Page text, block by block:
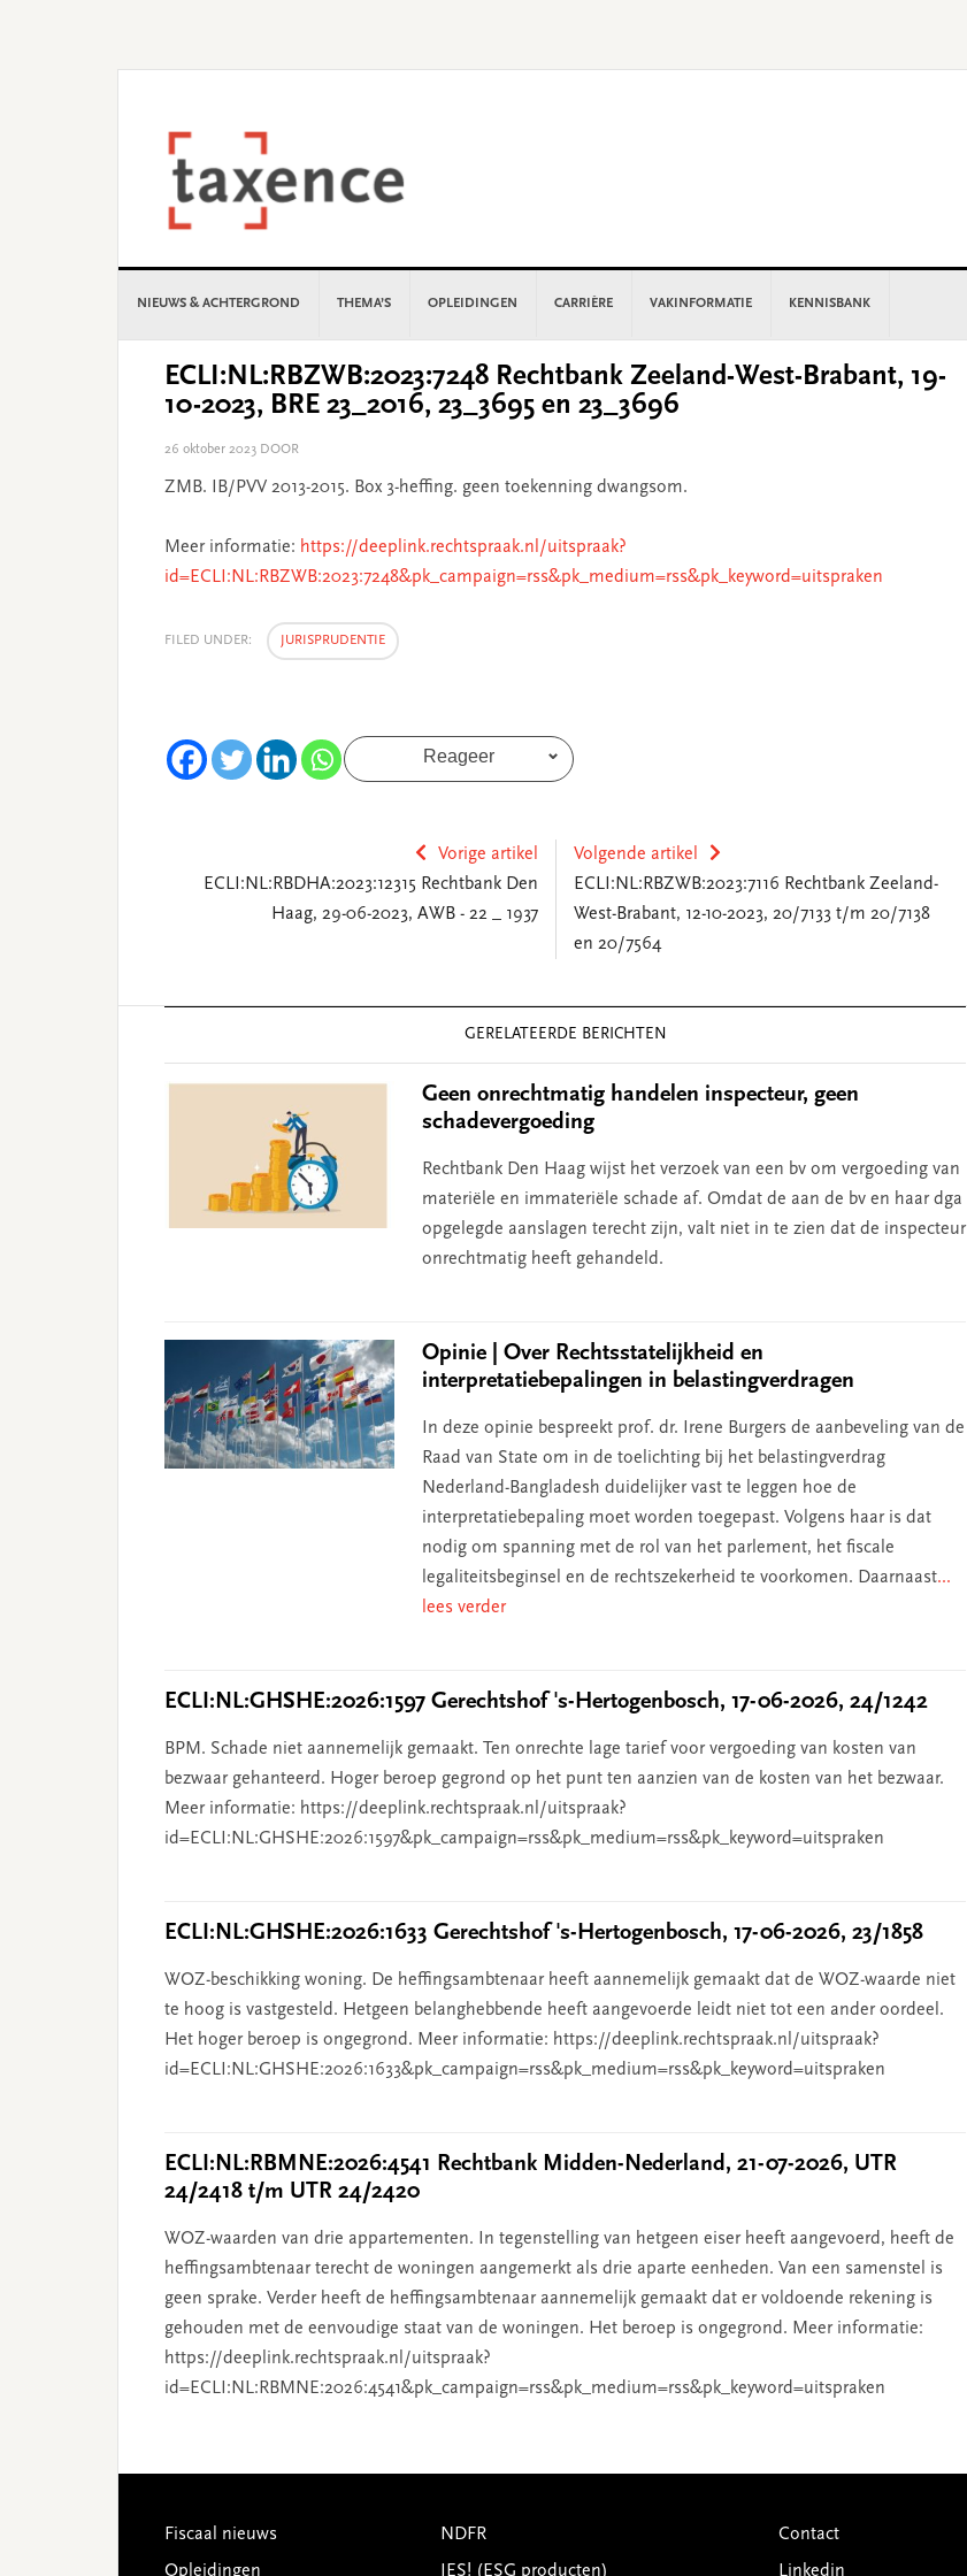
NIEUWS & ACHTERGROND THEMA’S OPLEIDINGEN CARRIÈRE VAKINFORMATIE KENNISBANK
ECLI:NL:RBZWB:2023:7248 Rechtbank Zeeland-West-Brabant, 19-
10-2023, BRE 23_2016, 23_3695 en 23_3696
26 oktober 2023 DOOR
ZMB. IB/PVV 2013-2015. Box 3-heffing. geen toekenning dwangsom.
Meer informatie: https://deeplink.rechtspraak.nl/uitspraak?
id=ECLI:NL:RBZWB:2023:7248&pk_campaign=rss&pk_medium=rss&pk_keyword=uitspraken
FILED UNDER: JURISPRUDENTIE
Reageer
Vorige artikel
ECLI:NL:RBDHA:2023:12315 Rechtbank Den
Haag, 29-06-2023, AWB - 22 _ 1937
Volgende artikel
ECLI:NL:RBZWB:2023:7116 Rechtbank Zeeland-
West-Brabant, 12-10-2023, 20/7133 t/m 20/7138
en 20/7564
GERELATEERDE BERICHTEN
Geen onrechtmatig handelen inspecteur, geen
schadevergoeding
Rechtbank Den Haag wijst het verzoek van een bv om vergoeding van
materiële en immateriële schade af. Omdat de aan de bv en haar dga
opgelegde aanslagen terecht zijn, valt niet in te zien dat de inspecteur
onrechtmatig heeft gehandeld.
Opinie | Over Rechtsstatelijkheid en
interpretatiebepalingen in belastingverdragen
In deze opinie bespreekt prof. dr. Irene Burgers de aanbeveling van de
Raad van State om in de toelichting bij het belastingverdrag
Nederland-Bangladesh duidelijker vast te leggen hoe de
interpretatiebepaling moet worden toegepast. Volgens haar is dat
nodig om spanning met de rol van het parlement, het fiscale
legaliteitsbeginsel en de rechtszekerheid te voorkomen. Daarnaast...
lees verder
ECLI:NL:GHSHE:2026:1597 Gerechtshof 's-Hertogenbosch, 17-06-2026, 24/1242
BPM. Schade niet aannemelijk gemaakt. Ten onrechte lage tarief voor vergoeding van kosten van
bezwaar gehanteerd. Hoger beroep gegrond op het punt ten aanzien van de kosten van het bezwaar.
Meer informatie: https://deeplink.rechtspraak.nl/uitspraak?
id=ECLI:NL:GHSHE:2026:1597&pk_campaign=rss&pk_medium=rss&pk_keyword=uitspraken
ECLI:NL:GHSHE:2026:1633 Gerechtshof 's-Hertogenbosch, 17-06-2026, 23/1858
WOZ-beschikking woning. De heffingsambtenaar heeft aannemelijk gemaakt dat de WOZ-waarde niet
te hoog is vastgesteld. Hetgeen belanghebbende heeft aangevoerde leidt niet tot een ander oordeel.
Het hoger beroep is ongegrond. Meer informatie: https://deeplink.rechtspraak.nl/uitspraak?
id=ECLI:NL:GHSHE:2026:1633&pk_campaign=rss&pk_medium=rss&pk_keyword=uitspraken
ECLI:NL:RBMNE:2026:4541 Rechtbank Midden-Nederland, 21-07-2026, UTR
24/2418 t/m UTR 24/2420
WOZ-waarden van drie appartementen. In tegenstelling van hetgeen eiser heeft aangevoerd, heeft de
heffingsambtenaar terecht de woningen aangemerkt als drie aparte eenheden. Van een samenstel is
geen sprake. Verder heeft de heffingsambtenaar aannemelijk gemaakt dat er voldoende rekening is
gehouden met de eenvoudige staat van de woningen. Het beroep is ongegrond. Meer informatie:
https://deeplink.rechtspraak.nl/uitspraak?
id=ECLI:NL:RBMNE:2026:4541&pk_campaign=rss&pk_medium=rss&pk_keyword=uitspraken
Footer
Fiscaal nieuws
Opleidingen
NDFR
JES! (ESG producten)
Contact
Linkedin